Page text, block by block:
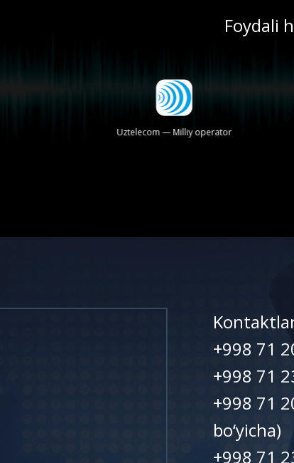
Foydali
Uztelecom — Milliy operator
+998 71
+998 71
+998 71
bo‘yicha)
+998 71